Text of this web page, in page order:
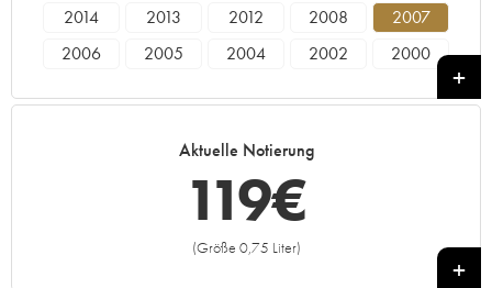
2014 2013 2012 2008
2007
2006
2005 2004 2002
2000
Aktuelle Notierung
119€
(Größe 0,75 Liter)
+